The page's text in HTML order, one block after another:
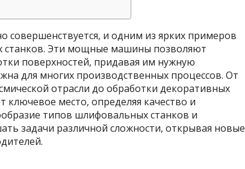
совершенствуется, и одним из ярких примеров
станков. Эти мощные машины позволяют
поверхностей, придавая им нужную
для многих производственных процессов. От
отрасли до обработки декоративных
место, определяя качество и
типов шлифовальных станков и
задачи различной сложности, открывая новые